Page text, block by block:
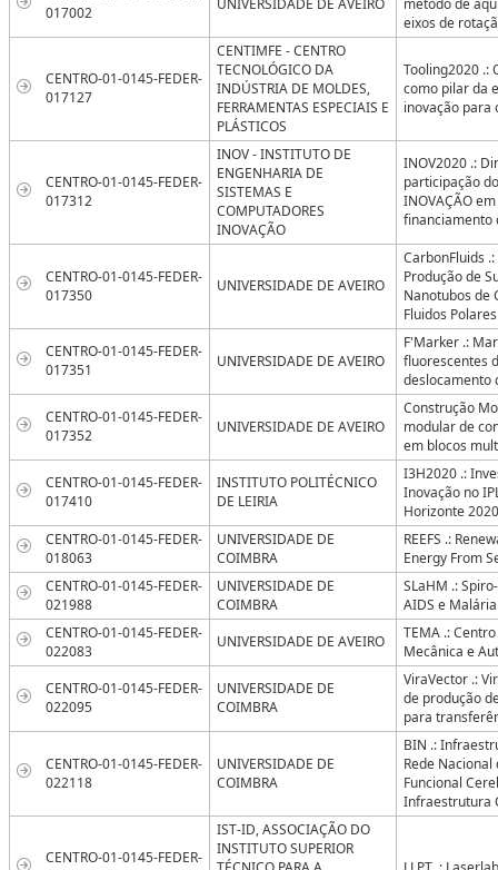
017002
UNIVERSIDADE DE AVEIRO
método de
eixos de
CENTRO-01-0145-FEDER-
017127
CENTIMFE - CENTRO
TECNOLÓGICO DA
INDÚSTRIA DE MOLDES,
FERRAMENTAS ESPECIAIS E
PLÁSTICOS
Tooling2020 .:
como pilar da
inovação para
CENTRO-01-0145-FEDER-
017312
INOV - INSTITUTO DE
ENGENHARIA DE
SISTEMAS E
COMPUTADORES
INOVAÇÃO
INOV2020 .:
participação
INOVAÇÃO
financiamento
CENTRO-01-0145-FEDER-
017350
UNIVERSIDADE DE AVEIRO
CarbonFluids
Produção de
Nanotubos de
Fluidos Polares
CENTRO-01-0145-FEDER-
017351
UNIVERSIDADE DE AVEIRO
F'Marker .:
fluorescentes
deslocamento
CENTRO-01-0145-FEDER-
017352
UNIVERSIDADE DE AVEIRO
Construção
modular de
em blocos
CENTRO-01-0145-FEDER-
017410
INSTITUTO POLITÉCNICO
DE LEIRIA
I3H2020 .:
Inovação no
Horizonte 2020
CENTRO-01-0145-FEDER-
018063
UNIVERSIDADE DE
COIMBRA
REEFS .:
Energy From
CENTRO-01-0145-FEDER-
021988
UNIVERSIDADE DE
COIMBRA
SLaHM .:
AIDS e Malária
CENTRO-01-0145-FEDER-
022083
UNIVERSIDADE DE AVEIRO
TEMA .:
Mecânica e
CENTRO-01-0145-FEDER-
022095
UNIVERSIDADE DE
COIMBRA
ViraVector .:
de produção
para
CENTRO-01-0145-FEDER-
022118
UNIVERSIDADE DE
COIMBRA
BIN .:
Rede
Funcional
Infraestrutura
CENTRO-01-0145-FEDER-
IST-ID, ASSOCIAÇÃO DO
INSTITUTO SUPERIOR